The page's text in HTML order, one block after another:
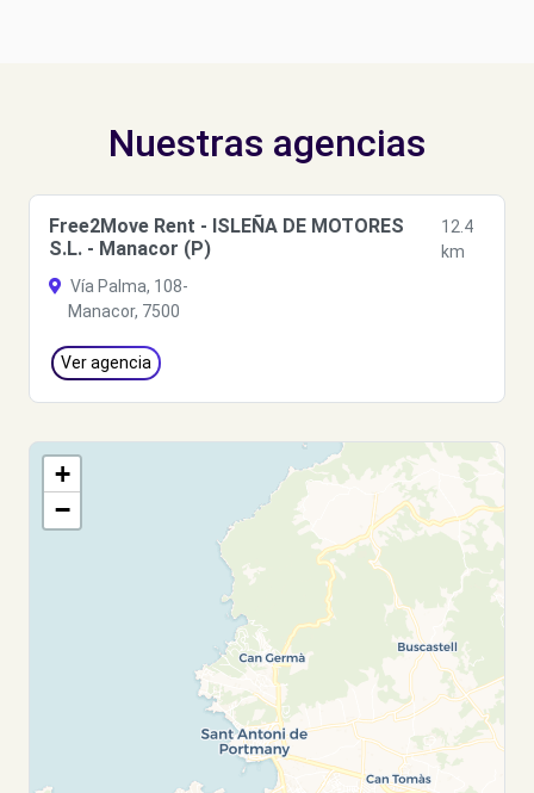
Nuestras agencias
Free2Move Rent - ISLEÑA DE MOTORES
S.L. - Manacor (P)
12.4
km
Vía Palma, 108-
Manacor, 7500
Ver agencia
+
−